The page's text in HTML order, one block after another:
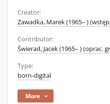
Creator:
Zawadka, Marek (1965– )
Contributor:
Świerad, Jacek (1965– ) (oprac.
Type:
born-digital
More